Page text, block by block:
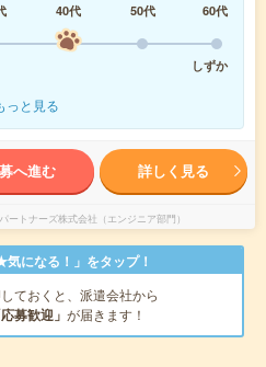
40代 50代
60代
しずか
っと見る
へ進む 詳しく見る
ートナーズ株式会社（エンジニア部門）
になる！」をタップ！
ておくと、派遣会社から
応募歓迎」 が届きます！